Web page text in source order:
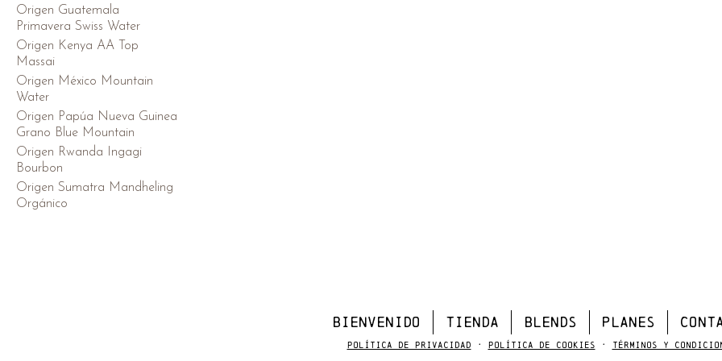
Origen Guatemala
Primavera Swiss Water
Origen Kenya AA Top
Massai
Origen México Mountain
Water
Origen Papúa Nueva Guinea
Grano Blue Mountain
Origen Rwanda Ingagi
Bourbon
Origen Sumatra Mandheling
Orgánico
BIENVENIDO TIENDA BLENDS PLANES
Política de Privacidad · Política de Cookies · Términos y